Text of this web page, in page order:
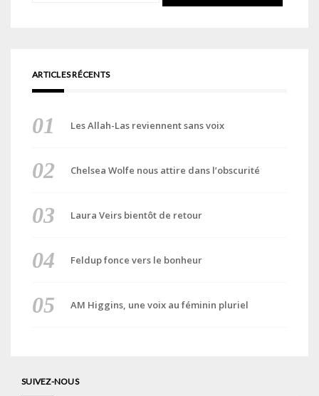
ARTICLES RÉCENTS
Les Allah-Las reviennent sans voix
Chelsea Wolfe nous attire dans l’obscurité
Laura Veirs bientôt de retour
Feldup fonce vers le bonheur
AM Higgins, une voix au féminin pluriel
SUIVEZ-NOUS